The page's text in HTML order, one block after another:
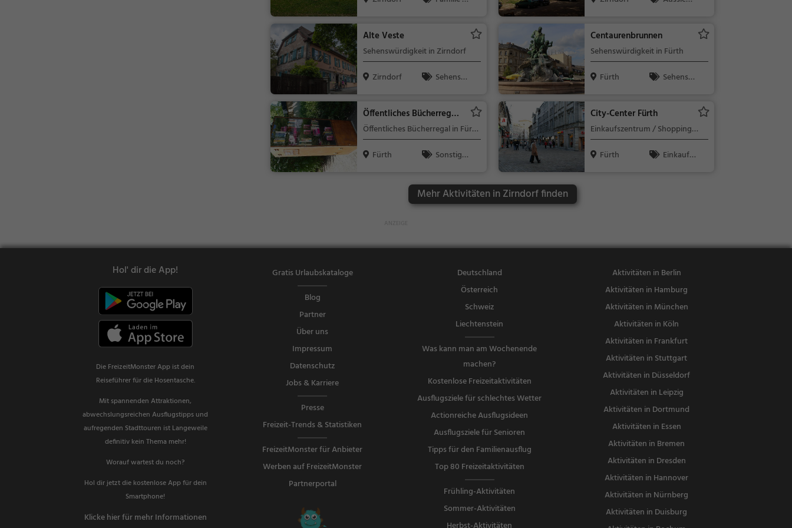
Natur
Alte Veste
Sehenswürdigkeit in Zirndorf
Zirndorf
Sehensw
Centaurenbrunnen
Sehenswürdigkeit in Fürth
Fürth
Sehensw
Öffentliches Bücherregal
Fürth
Öffentliches Bücherregal in Fürth
(Innenstadt)
Fürth
Sonstige
City-Center Fürth
Einkaufszentrum / Shopping
Mall in Fürth
Fürth
Einkaufe
Mehr Aktivitäten in Zirndorf finden
Hol' dir die App!
Die FreizeitMonster App ist dein
Reiseführer für die Hosentasche.
Mit spannenden Attraktionen,
abwechslungsreichen Ausflugstipps und
aufregenden Stadttouren ist Langeweile
definitiv kein Thema mehr!
Worauf wartest du noch?
Hol dir jetzt die kostenlose App für dein
Smartphone!
Klicke hier für mehr Informationen
Gratis Urlaubskataloge
Blog
Partner
Über uns
Impressum
Datenschutz
Jobs & Karriere
Presse
Freizeit-Trends & Statistiken
FreizeitMonster für Anbieter
Werben auf FreizeitMonster
Partnerportal
Deutschland
Österreich
Schweiz
Liechtenstein
Was kann man am Wochenende
machen?
Kostenlose Freizeitaktivitäten
Ausflugsziele für schlechtes Wetter
Actionreiche Ausflugsideen
Ausflugsziele für Senioren
Tipps für den Familienausflug
Top 80 Freizeitaktivitäten
Frühling-Aktivitäten
Sommer-Aktivitäten
Aktivitäten in Berlin
Aktivitäten in Hamburg
Aktivitäten in München
Aktivitäten in Köln
Aktivitäten in Frankfurt
Aktivitäten in Stuttgart
Aktivitäten in Düsseldorf
Aktivitäten in Leipzig
Aktivitäten in Dortmund
Aktivitäten in Essen
Aktivitäten in Bremen
Aktivitäten in Dresden
Aktivitäten in Hannover
Aktivitäten in Nürnberg
Aktivitäten in Duisburg